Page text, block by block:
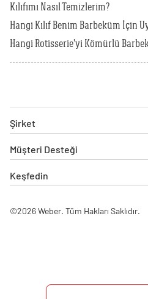
Kılıfımı Nasıl Temizlerim?
Hangi Kılıf Benim Barbeküm İçin
Hangi Rotisserie'yi Kömürlü
Şirket
Müşteri Desteği
Keşfedin
©2026 Weber. Tüm Hakları Saklıdır.